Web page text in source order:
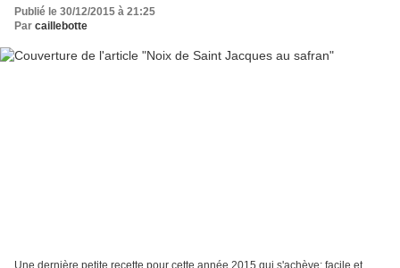
Publié le 30/12/2015 à 21:25
Par caillebotte
Une dernière petite recette pour cette année 2015 qui s'achève: facile et